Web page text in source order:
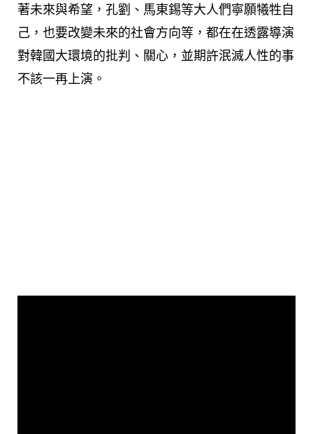
著未來與希望，孔劉、馬東錫等大人們寧願犧牲自
己，也要改變未來的社會方向等，都在在透露導演
對韓國大環境的批判、關心，並期許泯滅人性的事
不該一再上演。